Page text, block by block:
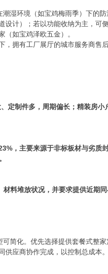
湿环境（如宝鸡梅雨季）下的防
计）；若以功能收纳为主，可
如宝鸡泽欧五金）。
拥有工厂展厅的城市服务商售后
定制件多，周期偏长；精装房
，主要来源于非标板材与劣质
料堆放状况，并要求提供近期
简化。优先选择提供套餐式整
应商协作完成，以控制总成本。